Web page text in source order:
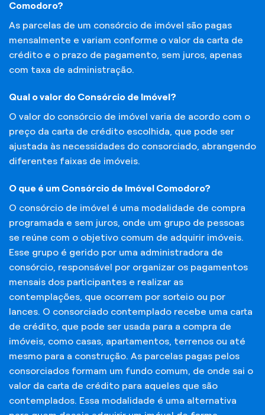
Comodoro?
As parcelas de um consórcio de imóvel são pagas
mensalmente e variam conforme o valor da carta de
crédito e o prazo de pagamento, sem juros, apenas
com taxa de administração.
Qual o valor do Consórcio de Imóvel?
O valor do consórcio de imóvel varia de acordo com o
preço da carta de crédito escolhida, que pode ser
ajustada às necessidades do consorciado, abrangendo
diferentes faixas de imóveis.
O que é um Consórcio de Imóvel Comodoro?
O consórcio de imóvel é uma modalidade de compra
programada e sem juros, onde um grupo de pessoas
se reúne com o objetivo comum de adquirir imóveis.
Esse grupo é gerido por uma administradora de
consórcio, responsável por organizar os pagamentos
mensais dos participantes e realizar as
contemplações, que ocorrem por sorteio ou por
lances. O consorciado contemplado recebe uma carta
de crédito, que pode ser usada para a compra de
imóveis, como casas, apartamentos, terrenos ou até
mesmo para a construção. As parcelas pagas pelos
consorciados formam um fundo comum, de onde sai o
valor da carta de crédito para aqueles que são
contemplados. Essa modalidade é uma alternativa